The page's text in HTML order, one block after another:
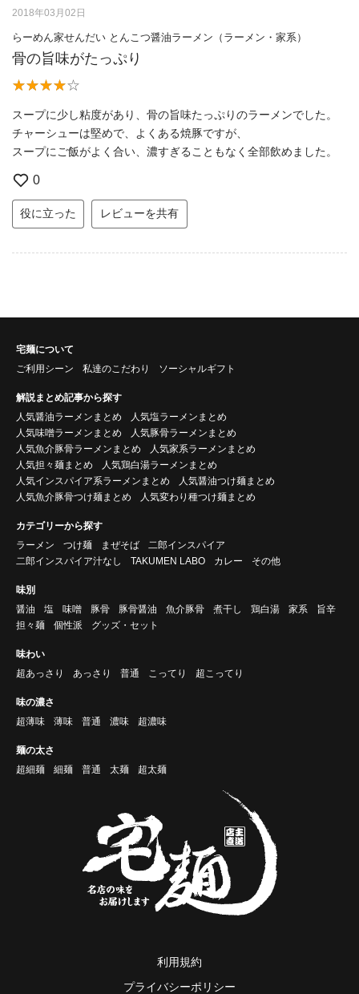
2018年03月02日
らーめん家せんだい とんこつ醤油ラーメン（ラーメン・家系）
骨の旨味がたっぷり
スープに少し粘度があり、骨の旨味たっぷりのラーメンでした。
チャーシューは堅めで、よくある焼豚ですが、
スープにご飯がよく合い、濃すぎることもなく全部飲めました。
0
役に立った レビューを共有
宅麺について
ご利用シーン
私達のこだわり ソーシャルギフト
解説まとめ記事から探す
人気醤油ラーメンまとめ
人気塩ラーメンまとめ
人気味噌ラーメンまとめ
人気豚骨ラーメンまとめ
人気魚介豚骨ラーメンまとめ
人気家系ラーメンまとめ
人気担々麺まとめ
人気鶏白湯ラーメンまとめ
人気インスパイア系ラーメンまとめ
人気醤油つけ麺まとめ
人気魚介豚骨つけ麺まとめ
人気変わり種つけ麺まとめ
カテゴリーから探す
ラーメン
つけ麺 まぜそば
二郎インスパイア
二郎インスパイア汁なし
TAKUMEN LABO カレー その他
味別
醤油
塩 味噌 豚骨 豚骨醤油 魚介豚骨 煮干し 鶏白湯 家系
旨辛
担々麺
個性派 グッズ・セット
味わい
超あっさり
あっさり 普通 こってり 超こってり
味の濃さ
超薄味
薄味 普通 濃味 超濃味
麺の太さ
超細麺
細麺 普通 太麺 超太麺
利用規約
プライバシーポリシー